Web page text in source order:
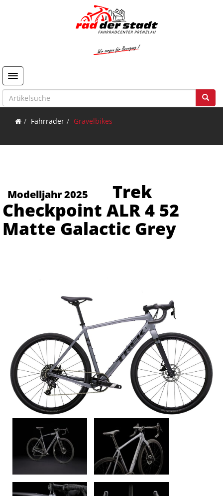
Toggle navigation
Fahrräder Gravelbikes
Modelljahr 2025
Trek
Checkpoint ALR 4 52
Matte Galactic Grey